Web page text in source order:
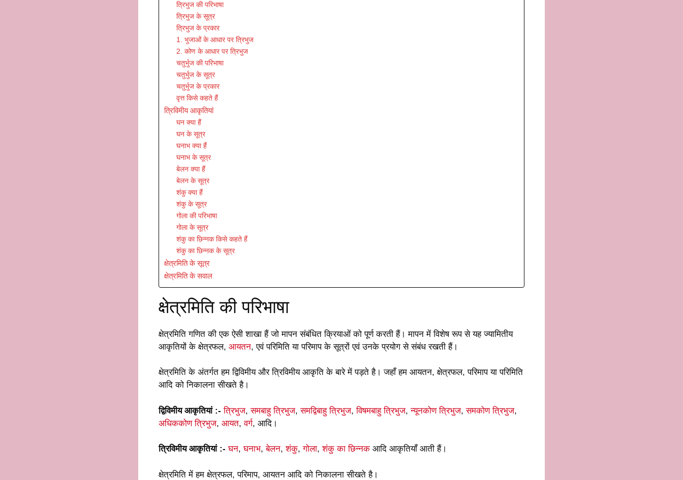
त्रिभुज की परिभाषा
त्रिभुज के सूत्र
त्रिभुज के प्रकार
1. भुजाओं के आधार पर त्रिभुज
2. कोण के आधार पर त्रिभुज
चतुर्भुज की परिभाषा
चतुर्भुज के सूत्र
चतुर्भुज के प्रकार
वृत्त किसे कहते हैं
त्रिविमीय आकृतियां
घन क्या हैं
घन के सूत्र
घनाभ क्या हैं
घनाभ के सूत्र
बेलन क्या हैं
बेलन के सूत्र
शंकु क्या हैं
शंकु के सूत्र
गोला की परिभाषा
गोला के सूत्र
शंकु का छिन्नक किसे कहते हैं
शंकु का छिन्नक के सूत्र
क्षेत्रमिति के सूत्र
क्षेत्रमिति के सवाल
क्षेत्रमिति की परिभाषा
क्षेत्रमिति गणित की एक ऐसी शाखा हैं जो मापन संबंधित क्रियाओं को पूर्ण करती हैं। मापन में विशेष रूप से यह ज्यामितीय
आकृतियों के क्षेत्रफल, आयतन, एवं परिमिति या परिमाप के सूत्रों एवं उनके प्रयोग से संबंध रखती हैं।
क्षेत्रमिति के अंतर्गत हम द्विविमीय और त्रिविमीय आकृति के बारे में पड़ते है। जहाँ हम आयतन, क्षेत्रफल, परिमाप या परिमिति
आदि को निकालना सीखते है।
द्विविमीय आकृतियां :-त्रिभुज,समबाहु त्रिभुज,समद्विबाहु त्रिभुज,विषमबाहु त्रिभुज,न्यूनकोण त्रिभुज,समकोण त्रिभुज,
अधिककोण त्रिभुज, आयत,वर्ग, आदि।
त्रिविमीय आकृतियां :- घन,घनाभ,बेलन,शंकु,गोला,शंकु का छिन्नक आदि आकृतियाँ आती हैं।
क्षेत्रमिति में हम क्षेत्रफल, परिमाप, आयतन आदि को निकालना सीखते है।